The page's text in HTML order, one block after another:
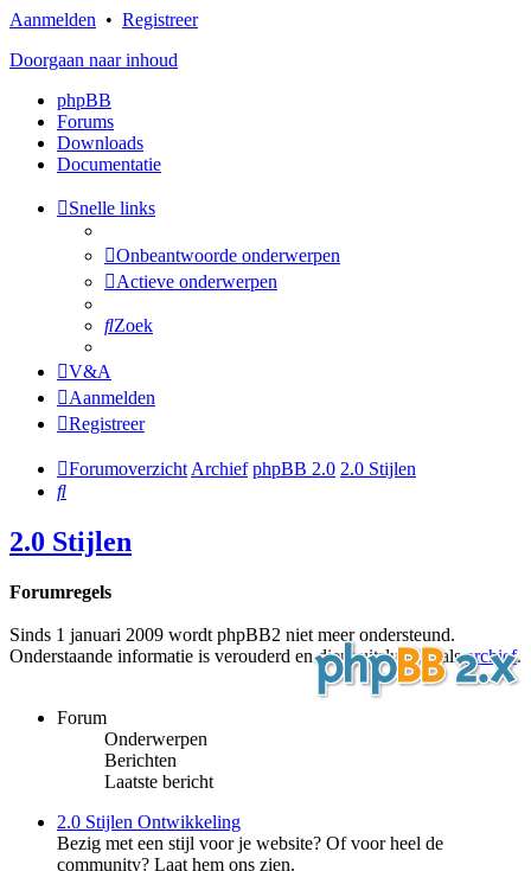
Aanmelden • Registreer
Doorgaan naar inhoud
phpBB
Forums
Downloads
Documentatie
Snelle links
Onbeantwoorde onderwerpen
Actieve onderwerpen
Zoek
V&A
Aanmelden
Registreer
Forumoverzicht Archief phpBB 2.0 2.0 Stijlen
Zoek
2.0 Stijlen
Forumregels
Sinds 1 januari 2009 wordt phpBB2 niet meer ondersteund.
Onderstaande informatie is verouderd en dient uitsluitend alsarchief.
Forum
Onderwerpen
Berichten
Laatste bericht
2.0 Stijlen Ontwikkeling
Bezig met een stijl voor je website? Of voor heel de
community? Laat hem ons zien.